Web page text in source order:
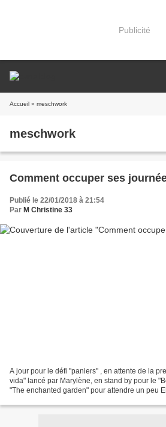
Publicité
Accueil » meschwork
meschwork
Comment occuper ses
Publié le 22/01/2018 à 21:54
Par M Christine 33
A jour pour le défi "paniers" , en attente de la
vida" lancé par Marylène, en stand by pour le
"The enchanted garden" pour attendre un peu